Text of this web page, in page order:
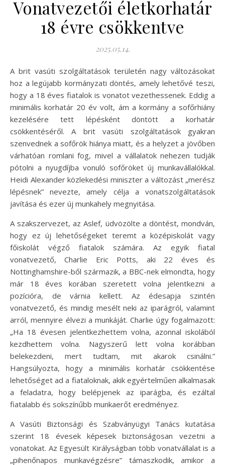
Vonatvezetői életkorhatár
18 évre csökkentve
2025.05.14.
A brit vasúti szolgáltatások területén nagy változásokat
hoz a legújabb kormányzati döntés, amely lehetővé teszi,
hogy a 18 éves fiatalok is vonatot vezethessenek. Eddig a
minimális korhatár 20 év volt, ám a kormány a sofőrhiány
kezelésére tett lépésként döntött a korhatár
csökkentéséről. A brit vasúti szolgáltatások gyakran
szenvednek a sofőrök hiánya miatt, és a helyzet a jövőben
várhatóan romlani fog, mivel a vállalatok nehezen tudják
pótolni a nyugdíjba vonuló sofőröket új munkavállalókkal.
Heidi Alexander közlekedési miniszter a változást „merész
lépésnek” nevezte, amely célja a vonatszolgáltatások
javítása és ezer új munkahely megnyitása.
A szakszervezet, az Aslef, üdvözölte a döntést, mondván,
hogy ez új lehetőségeket teremt a középiskolát vagy
főiskolát végző fiatalok számára. Az egyik fiatal
vonatvezető, Charlie Eric Potts, aki 22 éves és
Nottinghamshire-ből származik, a BBC-nek elmondta, hogy
már 18 éves korában szeretett volna jelentkezni a
pozícióra, de várnia kellett. Az édesapja szintén
vonatvezető, és mindig mesélt neki az iparágról, valamint
arról, mennyire élvezi a munkáját. Charlie úgy fogalmazott:
„Ha 18 évesen jelentkezhettem volna, azonnal iskolából
kezdhettem volna. Nagyszerű lett volna korábban
belekezdeni, mert tudtam, mit akarok csinálni.”
Hangsúlyozta, hogy a minimális korhatár csökkentése
lehetőséget ad a fiataloknak, akik egyértelműen alkalmasak
a feladatra, hogy belépjenek az iparágba, és ezáltal
fiatalabb és sokszínűbb munkaerőt eredményez.
A Vasúti Biztonsági és Szabványügyi Tanács kutatása
szerint 18 évesek képesek biztonságosan vezetni a
vonatokat. Az Egyesült Királyságban több vonatvállalat is a
„pihenőnapos munkavégzésre” támaszkodik, amikor a